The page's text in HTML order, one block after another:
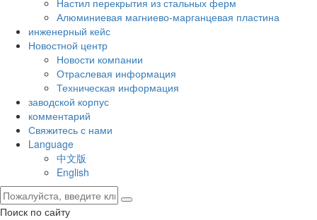
Настил перекрытия из стальных ферм
Алюминиевая магниево-марганцевая пластина
инженерный кейс
Новостной центр
Новости компании
Отраслевая информация
Техническая информация
заводской корпус
комментарий
Свяжитесь с нами
Language
中文版
English
Поиск по сайту